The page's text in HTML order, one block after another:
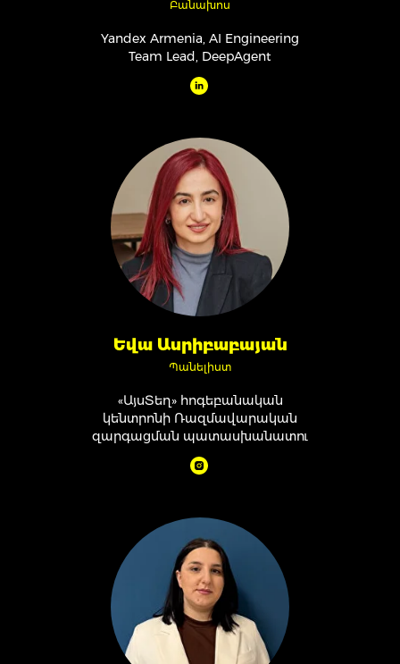
Բանախոս
Yandex Armenia, AI Engineering
Team Lead, DeepAgent
Եվա Ասրիբաբայան
Պանելիստ
«ԱյսՏեղ» հոգեբանական
կենտրոնի Ռազմավարական
զարգացման պատասխանատու